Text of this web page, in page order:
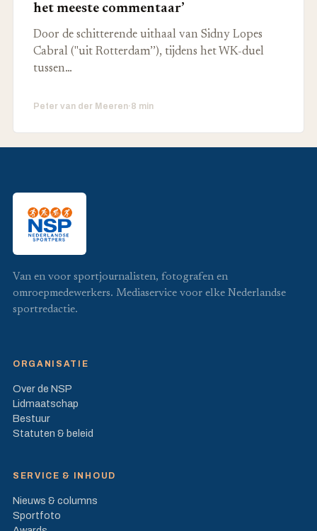
het meeste commentaar’
Door de schitterende uithaal van Sidny Lopes
Cabral ("uit Rotterdam’’), tijdens het WK-duel
tussen…
Peter van der Meeren·8 min
Van en voor sportjournalisten, fotografen en
omroepmedewerkers. Mediaservice voor elke Nederlandse
sportredactie.
ORGANISATIE
Over de NSP
Lidmaatschap
Bestuur
Statuten & beleid
SERVICE & INHOUD
Nieuws & columns
Sportfoto